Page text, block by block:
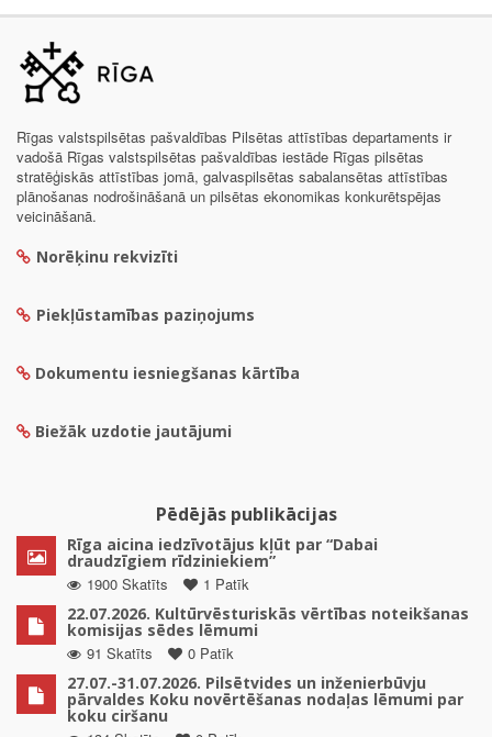
Rīgas valstspilsētas pašvaldības Pilsētas attīstības departaments ir
vadošā Rīgas valstspilsētas pašvaldības iestāde Rīgas pilsētas
stratēģiskās attīstības jomā, galvaspilsētas sabalansētas attīstības
plānošanas nodrošināšanā un pilsētas ekonomikas konkurētspējas
veicināšanā.
Norēķinu rekvizīti
Piekļūstamības paziņojums
Dokumentu iesniegšanas kārtība
Biežāk uzdotie jautājumi
Pēdējās publikācijas
Rīga aicina iedzīvotājus kļūt par “Dabai
draudzīgiem rīdziniekiem”
1900 Skatīts
1 Patīk
22.07.2026. Kultūrvēsturiskās vērtības noteikšanas
komisijas sēdes lēmumi
91 Skatīts
0 Patīk
27.07.-31.07.2026. Pilsētvides un inženierbūvju
pārvaldes Koku novērtēšanas nodaļas lēmumi par
koku ciršanu